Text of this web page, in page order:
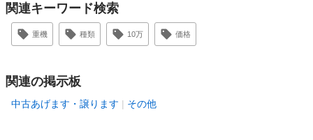
関連キーワード検索
重機 種類 10万 価格
関連の掲示板
中古あげます・譲ります その他